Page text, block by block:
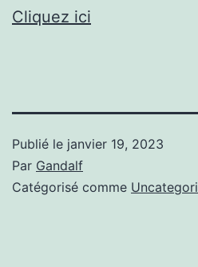
Cliquez ici
Publié le janvier 19, 2023
Par Gandalf
Catégorisé comme